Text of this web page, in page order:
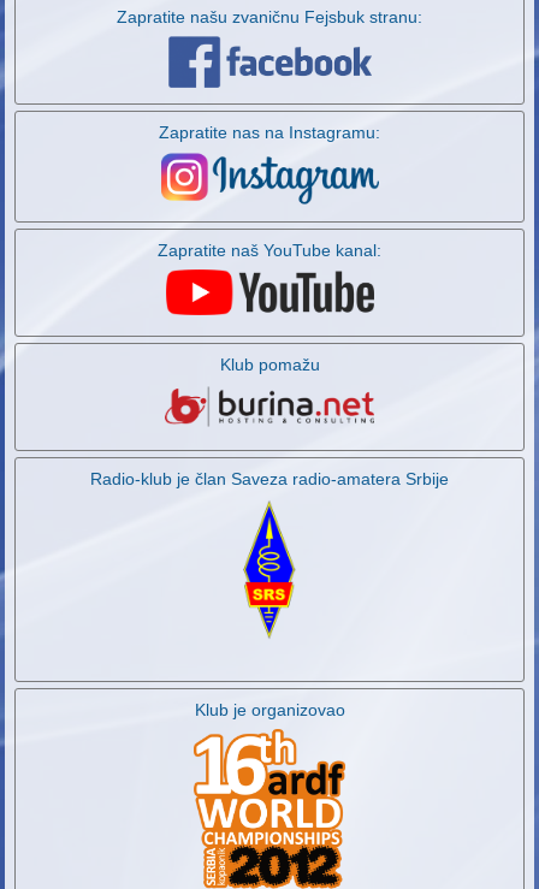
Zapratite našu zvaničnu Fejsbuk stranu:
Zapratite nas na Instagramu:
Zapratite naš YouTube kanal:
Klub pomažu
Radio-klub je član Saveza radio-amatera Srbije
Klub je organizovao